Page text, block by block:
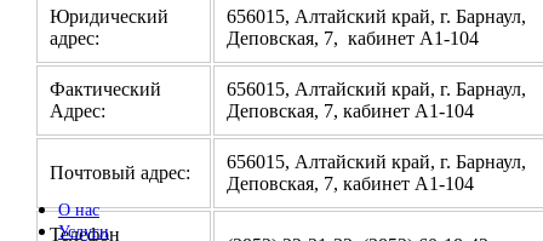
О нас
Услуги
Юридический
адрес:
656015, Алтайский край, г. Барнаул,
Деповская, 7, кабинет А1-104
Фактический
Адрес:
656015, Алтайский край, г. Барнаул,
Деповская, 7, кабинет А1-104
Почтовый адрес:
656015, Алтайский край, г. Барнаул,
Деповская, 7, кабинет А1-104
Телефон